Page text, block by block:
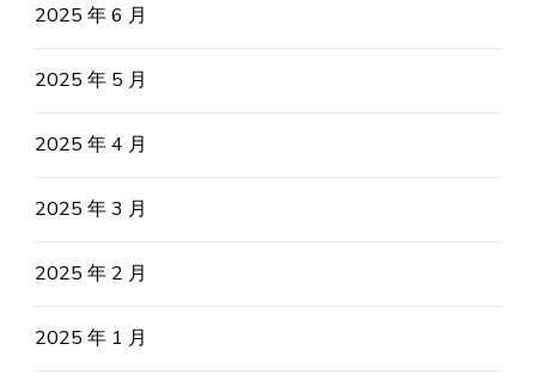
2025 年 6 月
2025 年 5 月
2025 年 4 月
2025 年 3 月
2025 年 2 月
2025 年 1 月